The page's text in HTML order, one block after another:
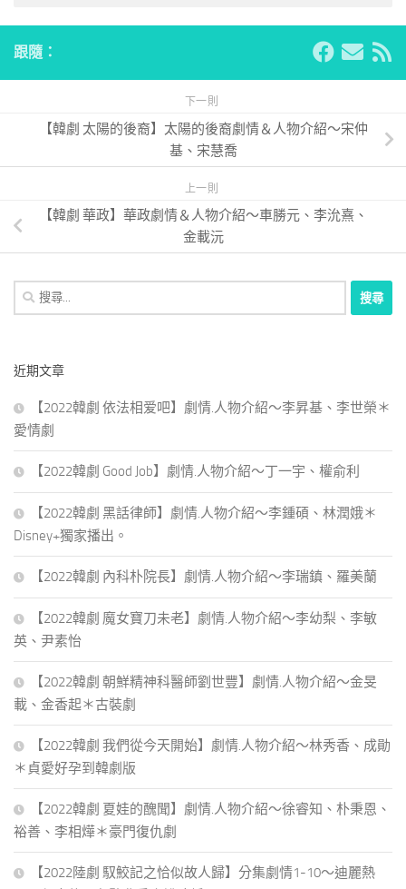
跟隨：
下一則
【韓劇 太陽的後裔】太陽的後裔劇情＆人物介紹～宋仲
基、宋慧喬
上一則
【韓劇 華政】華政劇情＆人物介紹～車勝元、李沇熹、
金載沅
搜
尋
字:
近期文章
【2022韓劇 依法相爱吧】劇情.人物介紹～李昇基、李世榮＊
愛情劇
【2022韓劇 Good Job】劇情.人物介紹～丁一宇、權俞利
【2022韓劇 黑話律師】劇情.人物介紹～李鍾碩、林潤娥＊
Disney+獨家播出。
【2022韓劇 內科朴院長】劇情.人物介紹～李瑞鎮、羅美蘭
【2022韓劇 魔女寶刀未老】劇情.人物介紹～李幼梨、李敏
英、尹素怡
【2022韓劇 朝鮮精神科醫師劉世豐】劇情.人物介紹～金旻
載、金香起＊古裝劇
【2022韓劇 我們從今天開始】劇情.人物介紹～林秀香、成勛
＊貞愛好孕到韓劇版
【2022韓劇 夏娃的醜聞】劇情.人物介紹～徐睿知、朴秉恩、
裕善、李相燁＊豪門復仇劇
【2022陸劇 馭鮫記之恰似故人歸】分集劇情1-10～迪麗熱